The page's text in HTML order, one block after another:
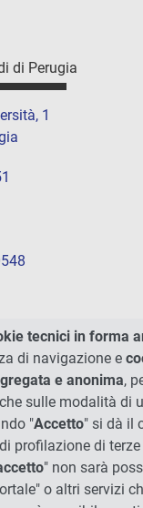
di Perugia
1
tecnici in forma
di navigazione e
e anonima,
sulle modalità di
"Accetto" si dà il
profilazione di terze
" non sarà
o altri servizi